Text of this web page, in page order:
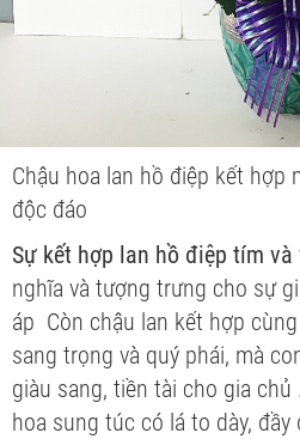
Chậu hoa lan hồ điệp kết hợp
độc đáo
Sự kết hợp lan hồ điệp tím và
nghĩa và tượng trưng cho sự
áp Còn chậu lan kết hợp
sang trọng và quý phái, mà
giàu sang, tiền tài cho gia chủ
hoa sung túc có lá to dày,